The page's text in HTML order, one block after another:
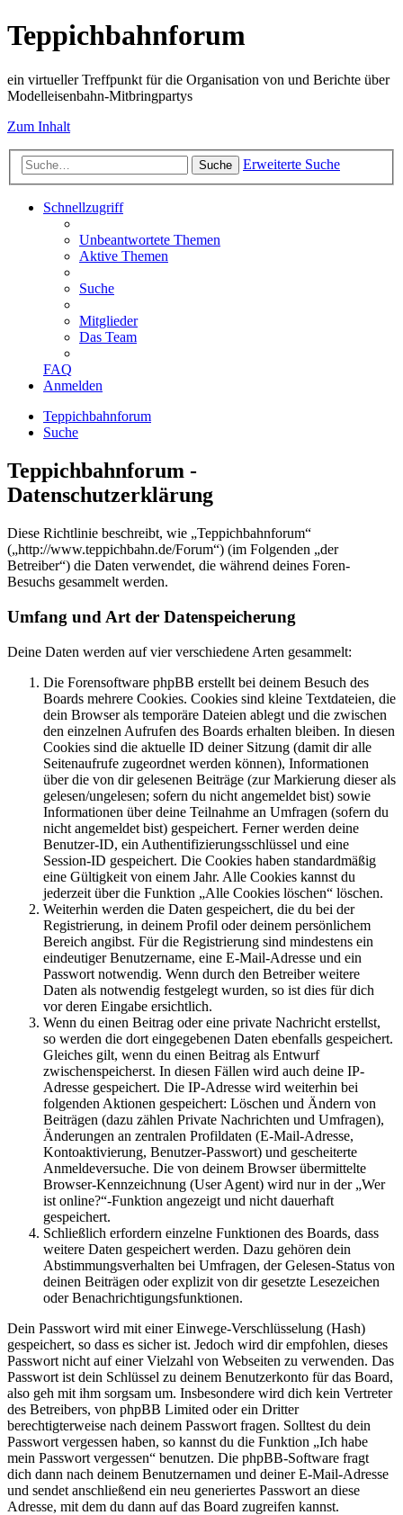
Teppichbahnforum
ein virtueller Treffpunkt für die Organisation von und Berichte über
Modelleisenbahn-Mitbringpartys
Zum Inhalt
Suche Erweiterte Suche
Schnellzugriff
Unbeantwortete Themen
Aktive Themen
Suche
Mitglieder
Das Team
FAQ
Anmelden
Teppichbahnforum
Suche
Teppichbahnforum -
Datenschutzerklärung
Diese Richtlinie beschreibt, wie „Teppichbahnforum“
(„http://www.teppichbahn.de/Forum“) (im Folgenden „der
Betreiber“) die Daten verwendet, die während deines Foren-
Besuchs gesammelt werden.
Umfang und Art der Datenspeicherung
Deine Daten werden auf vier verschiedene Arten gesammelt:
Die Forensoftware phpBB erstellt bei deinem Besuch des
Boards mehrere Cookies. Cookies sind kleine Textdateien, die
dein Browser als temporäre Dateien ablegt und die zwischen
den einzelnen Aufrufen des Boards erhalten bleiben. In diesen
Cookies sind die aktuelle ID deiner Sitzung (damit dir alle
Seitenaufrufe zugeordnet werden können), Informationen
über die von dir gelesenen Beiträge (zur Markierung dieser als
gelesen/ungelesen; sofern du nicht angemeldet bist) sowie
Informationen über deine Teilnahme an Umfragen (sofern du
nicht angemeldet bist) gespeichert. Ferner werden deine
Benutzer-ID, ein Authentifizierungsschlüssel und eine
Session-ID gespeichert. Die Cookies haben standardmäßig
eine Gültigkeit von einem Jahr. Alle Cookies kannst du
jederzeit über die Funktion „Alle Cookies löschen“ löschen.
Weiterhin werden die Daten gespeichert, die du bei der
Registrierung, in deinem Profil oder deinem persönlichem
Bereich angibst. Für die Registrierung sind mindestens ein
eindeutiger Benutzername, eine E-Mail-Adresse und ein
Passwort notwendig. Wenn durch den Betreiber weitere
Daten als notwendig festgelegt wurden, so ist dies für dich
vor deren Eingabe ersichtlich.
Wenn du einen Beitrag oder eine private Nachricht erstellst,
so werden die dort eingegebenen Daten ebenfalls gespeichert.
Gleiches gilt, wenn du einen Beitrag als Entwurf
zwischenspeicherst. In diesen Fällen wird auch deine IP-
Adresse gespeichert. Die IP-Adresse wird weiterhin bei
folgenden Aktionen gespeichert: Löschen und Ändern von
Beiträgen (dazu zählen Private Nachrichten und Umfragen),
Änderungen an zentralen Profildaten (E-Mail-Adresse,
Kontoaktivierung, Benutzer-Passwort) und gescheiterte
Anmeldeversuche. Die von deinem Browser übermittelte
Browser-Kennzeichnung (User Agent) wird nur in der „Wer
ist online?“-Funktion angezeigt und nicht dauerhaft
gespeichert.
Schließlich erfordern einzelne Funktionen des Boards, dass
weitere Daten gespeichert werden. Dazu gehören dein
Abstimmungsverhalten bei Umfragen, der Gelesen-Status von
deinen Beiträgen oder explizit von dir gesetzte Lesezeichen
oder Benachrichtigungsfunktionen.
Dein Passwort wird mit einer Einwege-Verschlüsselung (Hash)
gespeichert, so dass es sicher ist. Jedoch wird dir empfohlen, dieses
Passwort nicht auf einer Vielzahl von Webseiten zu verwenden. Das
Passwort ist dein Schlüssel zu deinem Benutzerkonto für das Board,
also geh mit ihm sorgsam um. Insbesondere wird dich kein Vertreter
des Betreibers, von phpBB Limited oder ein Dritter
berechtigterweise nach deinem Passwort fragen. Solltest du dein
Passwort vergessen haben, so kannst du die Funktion „Ich habe
mein Passwort vergessen“ benutzen. Die phpBB-Software fragt
dich dann nach deinem Benutzernamen und deiner E-Mail-Adresse
und sendet anschließend ein neu generiertes Passwort an diese
Adresse, mit dem du dann auf das Board zugreifen kannst.